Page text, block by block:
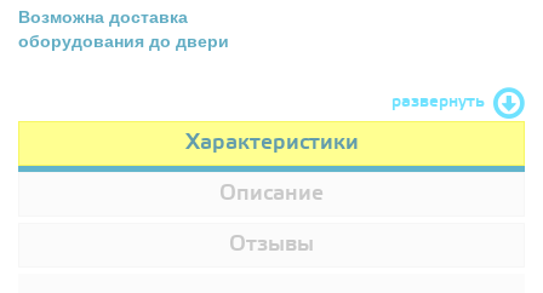
Возможна доставка
оборудования до двери
развернуть
Характеристики
Описание
Отзывы